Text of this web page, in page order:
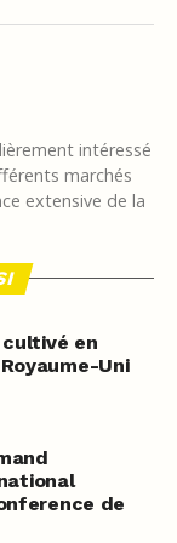
intéressé
marchés
extensive de la
cultivé en
Uni
de